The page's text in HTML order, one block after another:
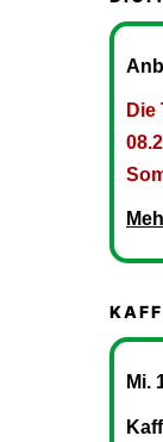
Die
Mi.